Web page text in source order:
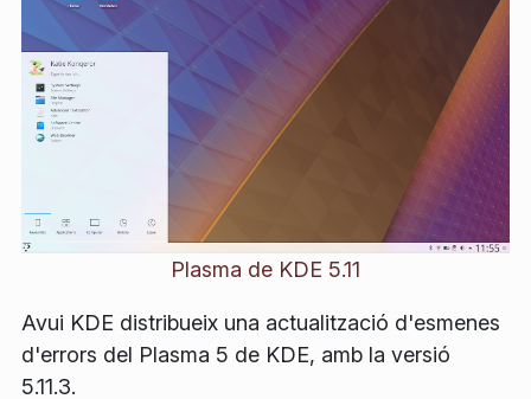
Plasma de KDE 5.11
Avui KDE distribueix una actualització d'esmenes
d'errors del Plasma 5 de KDE, amb la versió
5.11.3.